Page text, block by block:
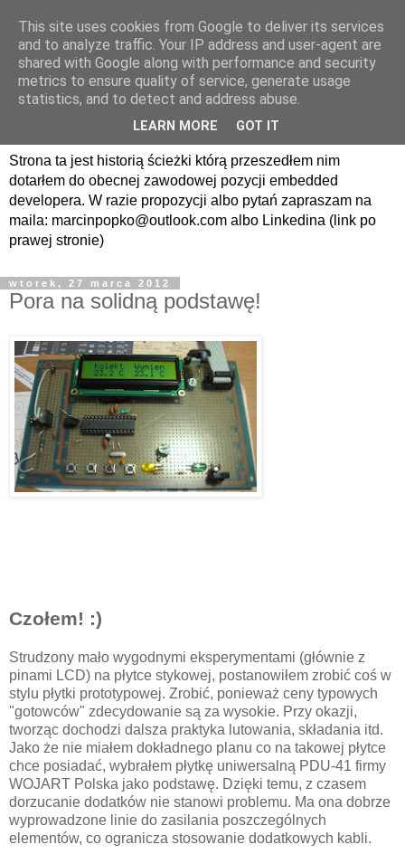
avrland.it - nic co
nerdowskie nie jest mi
Strona ta jest historią ścieżki którą przeszedłem nim
dotarłem do obecnej zawodowej pozycji embedded
developera. W razie propozycji albo pytań zapraszam na
maila: marcinpopko@outlook.com albo Linkedina (link po
prawej stronie)
wtorek, 27 marca 2012
Pora na solidną podstawę!
Czołem! :)
Strudzony mało wygodnymi eksperymentami (głównie z
pinami LCD) na płytce stykowej, postanowiłem zrobić coś w
stylu płytki prototypowej. Zrobić, ponieważ ceny typowych
"gotowców" zdecydowanie są za wysokie. Przy okazji,
tworząc dochodzi dalsza praktyka lutowania, składania itd.
Jako że nie miałem dokładnego planu co na takowej płytce
chce posiadać, wybrałem płytkę uniwersalną PDU-41 firmy
WOJART Polska jako podstawę. Dzięki temu, z czasem
dorzucanie dodatków nie stanowi problemu. Ma ona dobrze
wyprowadzone linie do zasilania poszczególnych
elementów, co ogranicza stosowanie dodatkowych kabli.
This site uses cookies from Google to deliver its services
and to analyze traffic. Your IP address and user-agent are
shared with Google along with performance and security
metrics to ensure quality of service, generate usage
statistics, and to detect and address abuse.
LEARN MORE GOT IT